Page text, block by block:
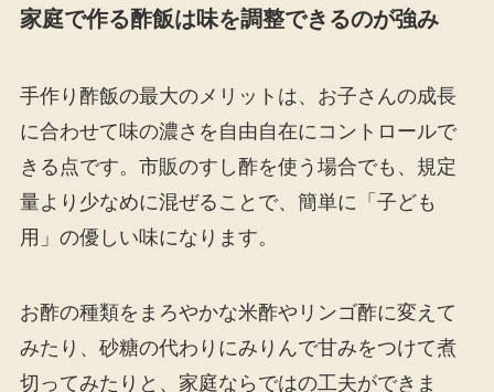
家庭で作る酢飯は味を調整できるのが強み
手作り酢飯の最大のメリットは、お子さんの成長
に合わせて味の濃さを自由自在にコントロールで
きる点です。市販のすし酢を使う場合でも、規定
量より少なめに混ぜることで、簡単に「子ども
用」の優しい味になります。
お酢の種類をまろやかな米酢やリンゴ酢に変えて
みたり、砂糖の代わりにみりんで甘みをつけて煮
切ってみたりと、家庭ならではの工夫ができま